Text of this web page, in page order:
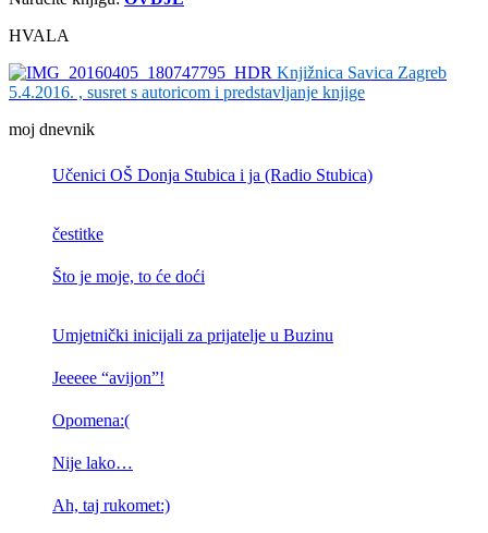
HVALA
Knjižnica Savica Zagreb
5.4.2016. , susret s autoricom i predstavljanje knjige
moj dnevnik
Učenici OŠ Donja Stubica i ja (Radio Stubica)
čestitke
Što je moje, to će doći
Umjetnički inicijali za prijatelje u Buzinu
Jeeeee “avijon”!
Opomena:(
Nije lako…
Ah, taj rukomet:)